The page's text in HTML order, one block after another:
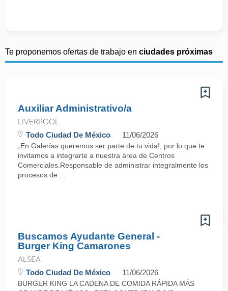
Te proponemos ofertas de trabajo en ciudades próximas
Auxiliar Administrativo/a
LIVERPOOL
Todo Ciudad De México 11/06/2026
¡En Galerías queremos ser parte de tu vida!, por lo que te
invitamos a integrarte a nuestra área de Centros
Comerciales.Responsable de administrar integralmente los
procesos de ...
Buscamos Ayudante General -
Burger King Camarones
ALSEA
Todo Ciudad De México 11/06/2026
BURGER KING LA CADENA DE COMIDA RÁPIDA MÁS